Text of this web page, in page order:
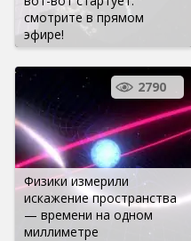
смотрите в прямом
эфире!
Физики измерили
искажение пространства
— времени на одном
миллиметре
2790